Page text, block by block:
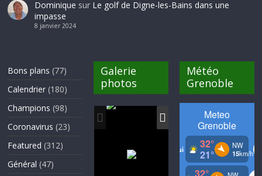
Dominique sur Le golf de Digne-les-Bains dans une
impasse
8 janvier 2024
Bons plans (77)
Calendrier (180)
Champions (98)
Coronavirus (23)
Featured (312)
Général (47)
Galerie
photos
Météo
Grenoble